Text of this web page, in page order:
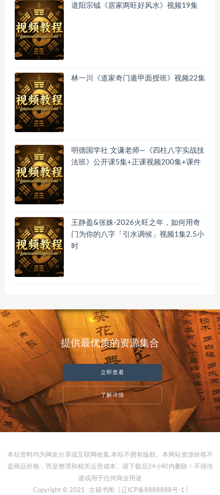
道阳宗钺《居家两旺好风水》视频19集
林一川《道家奇门遁甲面授班》视频22集
明德国学社 文谦老师—《四柱八字实战技
法班》公开课5集+正课视频200集+课件
王静盈&张姝-2026火旺之年，如何用奇
门为你的八字「引水调候」视频1集2.5小
时
提供最优质的资源集合
立即查看
了解详情
本站资料均为网友分享或互联网收集,本站不拥有版权。本网站资源价格不
是商品价格，而是整理和相关运营成本。请下载后24小时内删除！不得传
递或用于任何商业用途
Copyright © 2021
古籍书阁 | 辽ICP备8888888号-1 |